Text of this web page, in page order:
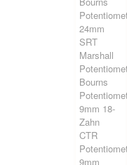
24mm
SRT
Marshall
Bourns
9mm 18-
Zahn
CTR
9mm